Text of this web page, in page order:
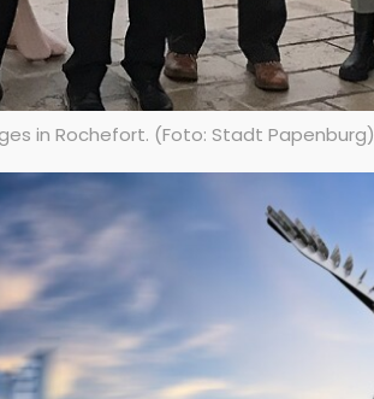
in Rochefort. (Foto: Stadt Papenburg)